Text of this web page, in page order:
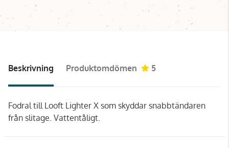
Beskrivning Produktomdömen 5
Fodral till Looft Lighter X som skyddar snabbtändaren
från slitage. Vattentåligt.